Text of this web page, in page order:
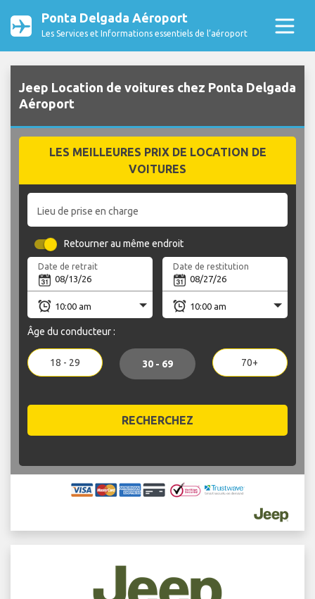
Ponta Delgada Aéroport
Les Services et Informations essentiels de l’aéroport
Jeep Location de voitures chez Ponta Delgada
Aéroport
LES MEILLEURES PRIX DE LOCATION DE
VOITURES
Lieu de prise en charge
Retourner au même endroit
Date de retrait Date de restitution
Âge du conducteur :
18 - 29 30 - 69 70+
RECHERCHEZ